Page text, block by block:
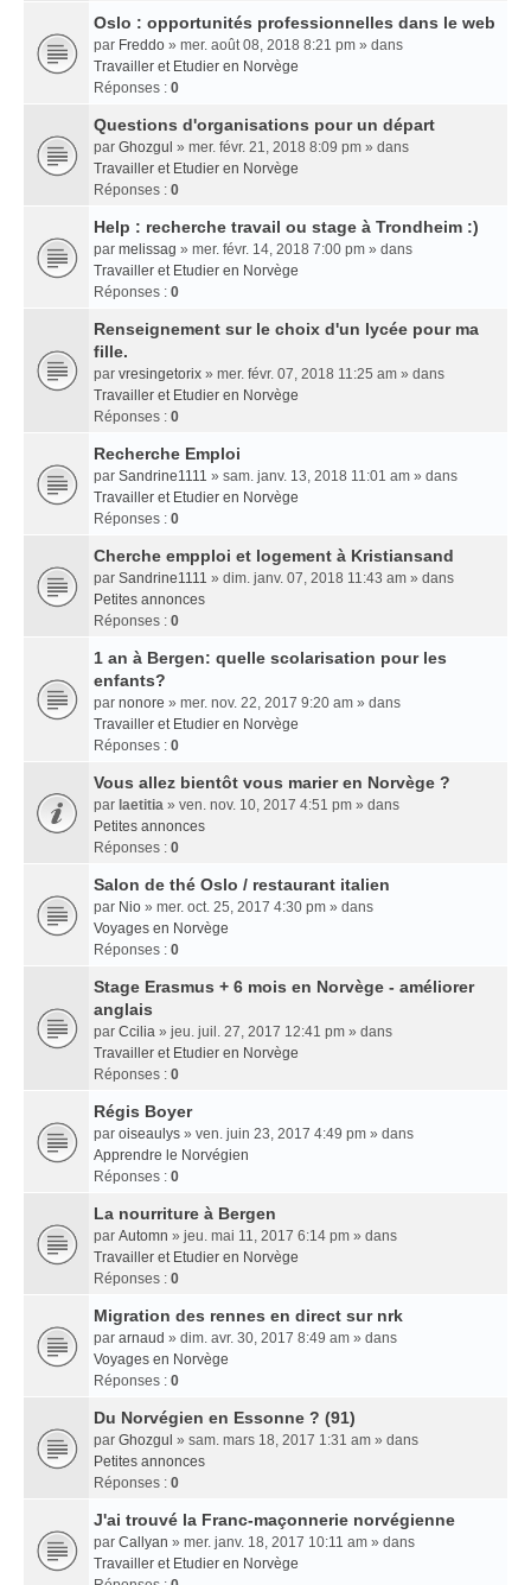
Oslo : opportunités professionnelles dans le web
par Freddo » mer. août 08, 2018 8:21 pm » dans
Travailler et Etudier en Norvège
Réponses : 0
Questions d'organisations pour un départ
par Ghozgul » mer. févr. 21, 2018 8:09 pm » dans
Travailler et Etudier en Norvège
Réponses : 0
Help : recherche travail ou stage à Trondheim :)
par melissag » mer. févr. 14, 2018 7:00 pm » dans
Travailler et Etudier en Norvège
Réponses : 0
Renseignement sur le choix d'un lycée pour ma
fille.
par vresingetorix » mer. févr. 07, 2018 11:25 am » dans
Travailler et Etudier en Norvège
Réponses : 0
Recherche Emploi
par Sandrine1111 » sam. janv. 13, 2018 11:01 am » dans
Travailler et Etudier en Norvège
Réponses : 0
Cherche empploi et logement à Kristiansand
par Sandrine1111 » dim. janv. 07, 2018 11:43 am » dans
Petites annonces
Réponses : 0
1 an à Bergen: quelle scolarisation pour les
enfants?
par nonore » mer. nov. 22, 2017 9:20 am » dans
Travailler et Etudier en Norvège
Réponses : 0
Vous allez bientôt vous marier en Norvège ?
par laetitia » ven. nov. 10, 2017 4:51 pm » dans
Petites annonces
Réponses : 0
Salon de thé Oslo / restaurant italien
par Nio » mer. oct. 25, 2017 4:30 pm » dans
Voyages en Norvège
Réponses : 0
Stage Erasmus + 6 mois en Norvège - améliorer
anglais
par Ccilia » jeu. juil. 27, 2017 12:41 pm » dans
Travailler et Etudier en Norvège
Réponses : 0
Régis Boyer
par oiseaulys » ven. juin 23, 2017 4:49 pm » dans
Apprendre le Norvégien
Réponses : 0
La nourriture à Bergen
par Automn » jeu. mai 11, 2017 6:14 pm » dans
Travailler et Etudier en Norvège
Réponses : 0
Migration des rennes en direct sur nrk
par arnaud » dim. avr. 30, 2017 8:49 am » dans
Voyages en Norvège
Réponses : 0
Du Norvégien en Essonne ? (91)
par Ghozgul » sam. mars 18, 2017 1:31 am » dans
Petites annonces
Réponses : 0
J'ai trouvé la Franc-maçonnerie norvégienne
par Callyan » mer. janv. 18, 2017 10:11 am » dans
Travailler et Etudier en Norvège